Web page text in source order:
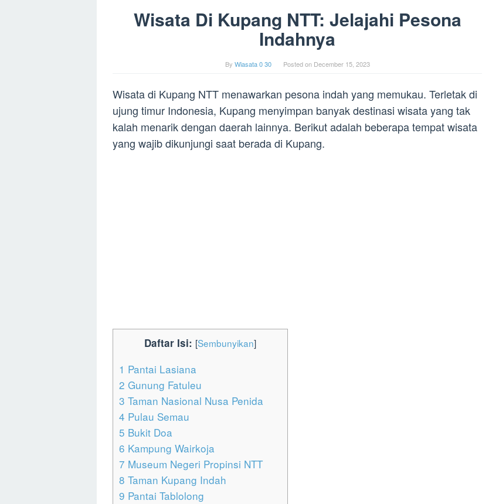
Wisata Di Kupang NTT: Jelajahi Pesona
Indahnya
By Wiasata 0 30 Posted on December 15, 2023
Wisata di Kupang NTT menawarkan pesona indah yang memukau. Terletak di
ujung timur Indonesia, Kupang menyimpan banyak destinasi wisata yang tak
kalah menarik dengan daerah lainnya. Berikut adalah beberapa tempat wisata
yang wajib dikunjungi saat berada di Kupang.
Daftar Isi: [Sembunyikan]
1 Pantai Lasiana
2 Gunung Fatuleu
3 Taman Nasional Nusa Penida
4 Pulau Semau
5 Bukit Doa
6 Kampung Wairkoja
7 Museum Negeri Propinsi NTT
8 Taman Kupang Indah
9 Pantai Tablolong